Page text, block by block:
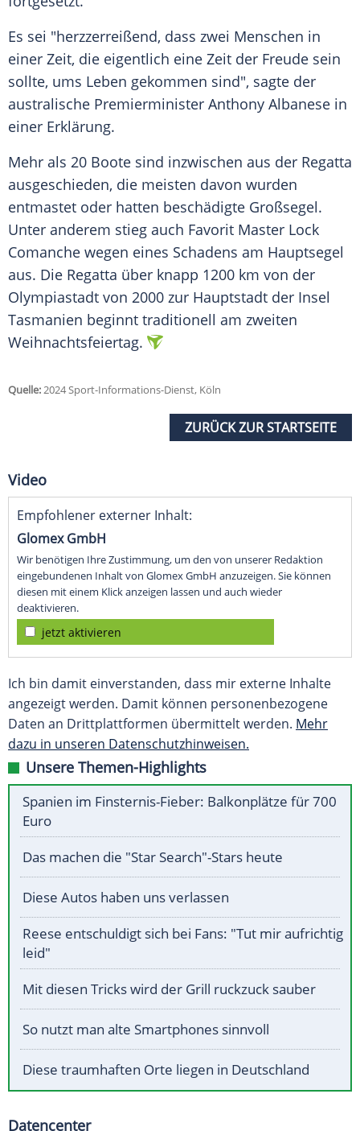
Es sei "herzzerreißend, dass zwei Menschen in
einer Zeit, die eigentlich eine Zeit der Freude sein
sollte, ums Leben gekommen sind", sagte der
australische Premierminister Anthony Albanese in
einer Erklärung.
Mehr als 20 Boote sind inzwischen aus der Regatta
ausgeschieden, die meisten davon wurden
entmastet oder hatten beschädigte Großsegel.
Unter anderem stieg auch Favorit Master Lock
Comanche wegen eines Schadens am Hauptsegel
aus. Die Regatta über knapp 1200 km von der
Olympiastadt von 2000 zur Hauptstadt der Insel
Tasmanien beginnt traditionell am zweiten
Weihnachtsfeiertag.
Quelle:2024 Sport-Informations-Dienst, Köln
ZURÜCK ZUR STARTSEITE
Video
Empfohlener externer Inhalt:
Glomex GmbH
Wir benötigen Ihre Zustimmung, um den von unserer Redaktion
eingebundenen Inhalt von Glomex GmbH anzuzeigen. Sie können
diesen mit einem Klick anzeigen lassen und auch wieder
deaktivieren.
jetzt aktivieren
Ich bin damit einverstanden, dass mir externe Inhalte
angezeigt werden. Damit können personenbezogene
Daten an Drittplattformen übermittelt werden. Mehr
dazu in unseren Datenschutzhinweisen.
Unsere Themen-Highlights
Spanien im Finsternis-Fieber: Balkonplätze für 700
Euro
Das machen die "Star Search"-Stars heute
Diese Autos haben uns verlassen
Reese entschuldigt sich bei Fans: "Tut mir aufrichtig
leid"
Mit diesen Tricks wird der Grill ruckzuck sauber
So nutzt man alte Smartphones sinnvoll
Diese traumhaften Orte liegen in Deutschland
Datencenter